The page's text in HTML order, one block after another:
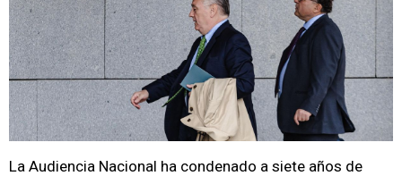
La Audiencia Nacional ha condenado a siete años de